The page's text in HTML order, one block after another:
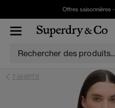
Offres saisonnières -
T-SHIRTS